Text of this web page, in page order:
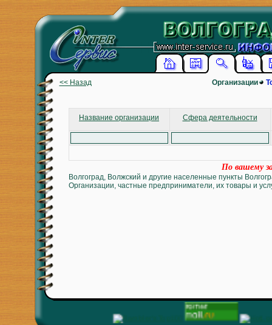
<< Назад Организации
Название организации Сфера деятельности
По вашему
Волгоград, Волжский и другие населенные пункты
Организации, частные предприниматели, их товары и